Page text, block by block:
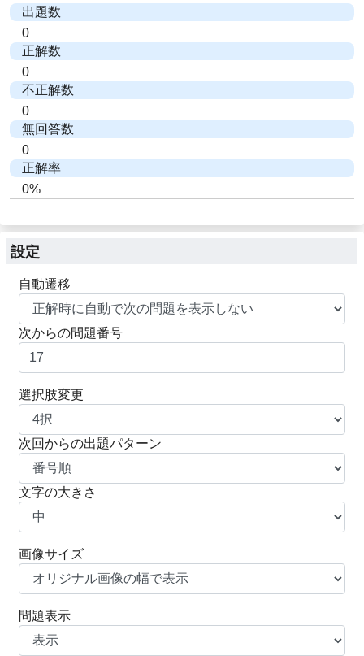
出題数
0
正解数
0
不正解数
0
無回答数
0
正解率
0%
設定
自動遷移
次からの問題番号
選択肢変更
次回からの出題パターン
文字の大きさ
画像サイズ
問題表示